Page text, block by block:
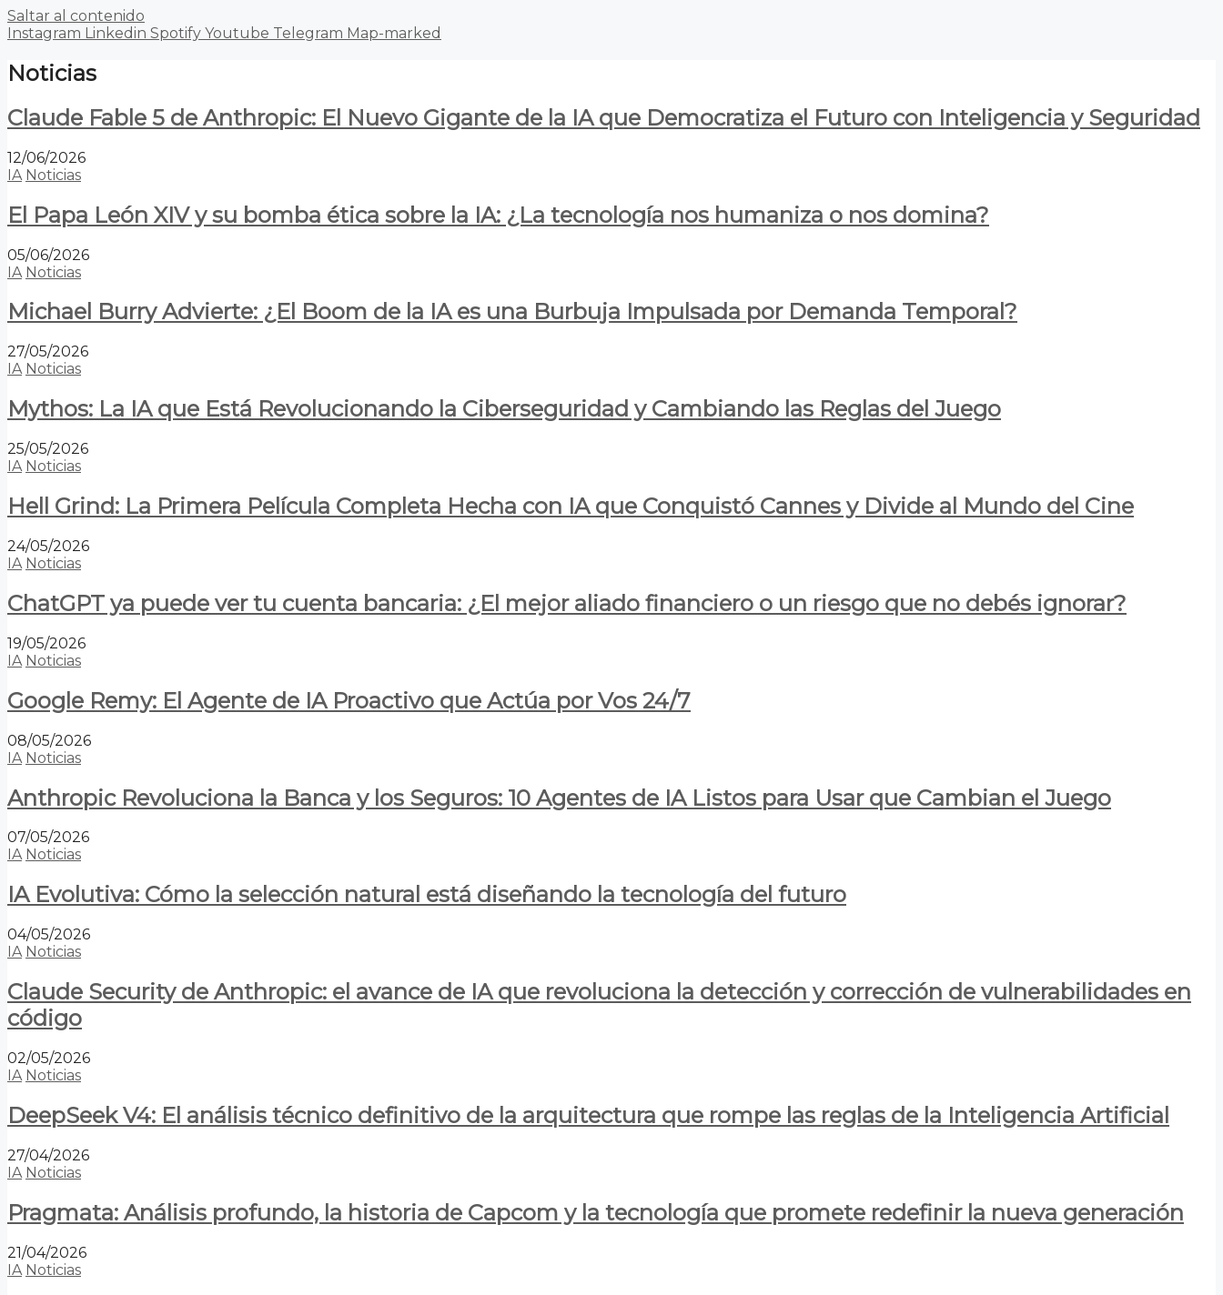
Saltar al contenido
Instagram Linkedin Spotify Youtube Telegram Map-marked
Noticias
Claude Fable 5 de Anthropic: El Nuevo Gigante de la IA que Democratiza el Futuro con Inteligencia y Seguridad
12/06/2026
IA Noticias
El Papa León XIV y su bomba ética sobre la IA: ¿La tecnología nos humaniza o nos domina?
05/06/2026
IA Noticias
Michael Burry Advierte: ¿El Boom de la IA es una Burbuja Impulsada por Demanda Temporal?
27/05/2026
IA Noticias
Mythos: La IA que Está Revolucionando la Ciberseguridad y Cambiando las Reglas del Juego
25/05/2026
IA Noticias
Hell Grind: La Primera Película Completa Hecha con IA que Conquistó Cannes y Divide al Mundo del Cine
24/05/2026
IA Noticias
ChatGPT ya puede ver tu cuenta bancaria: ¿El mejor aliado financiero o un riesgo que no debés ignorar?
19/05/2026
IA Noticias
Google Remy: El Agente de IA Proactivo que Actúa por Vos 24/7
08/05/2026
IA Noticias
Anthropic Revoluciona la Banca y los Seguros: 10 Agentes de IA Listos para Usar que Cambian el Juego
07/05/2026
IA Noticias
IA Evolutiva: Cómo la selección natural está diseñando la tecnología del futuro
04/05/2026
IA Noticias
Claude Security de Anthropic: el avance de IA que revoluciona la detección y corrección de vulnerabilidades en
código
02/05/2026
IA Noticias
DeepSeek V4: El análisis técnico definitivo de la arquitectura que rompe las reglas de la Inteligencia Artificial
27/04/2026
IA Noticias
Pragmata: Análisis profundo, la historia de Capcom y la tecnología que promete redefinir la nueva generación
21/04/2026
IA Noticias